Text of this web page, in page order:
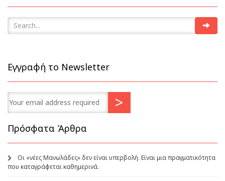
Εγγραφή το Newsletter
Πρόσφατα Άρθρα
Οι «νέες Μανωλάδες» δεν είναι υπερβολή. Είναι μια πραγματικότητα
που καταγράφεται καθημερινά.